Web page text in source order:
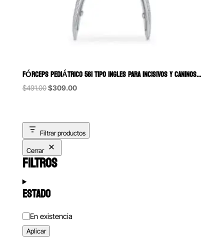
FÓRCEPS PEDIÁTRICO 561 TIPO INGLES PARA INCISIVOS Y CANINOS
$491.00Original
$491.00.
$309.00Current
$309.00.
Filtrar productos
Cerrar
FILTROS
ESTADO
Estado
En existencia
Aplicar